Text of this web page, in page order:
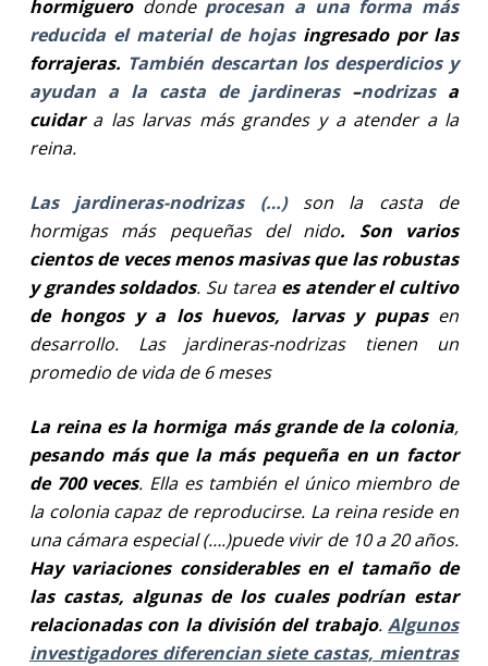
hormiguerodonde procesan a una forma más
reducida el material de hojasingresado por las
forrajeras. También descartan los desperdicios y
ayudan a la casta de jardineras–nodrizas a
cuidara las larvas más grandes y a atender a la
reina.
Las jardineras-nodrizas (…)
son la casta de
hormigas más pequeñas del nido. Son varios
cientos de veces menos masivas que las robustas
y grandes soldados. Su tarea es atender el cultivo
de hongos y a los huevos, larvas y pupasen
desarrollo. Las jardineras-nodrizas tienen un
promedio de vida de 6 meses
La reina es la hormiga más grande de la colonia,
pesando más que la más pequeña en un factor
de 700 veces. Ella es también el único miembro de
la colonia capaz de reproducirse. La reina reside en
una cámara especial (….)puede vivir de 10 a 20 años.
Hay variaciones considerables en el tamaño de
las castas, algunas de los cuales podrían estar
relacionadas con la división del trabajo.Algunos
investigadores diferencian siete castas, mientras